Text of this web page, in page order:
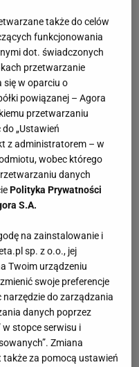
także do celów
funkcjonowania
dot. świadczonych
przetwarzanie
się w oparciu o
powiązanej – Agora
przetwarzaniu
„Ustawień
z administratorem – w
wobec którego
danych
Polityka Prywatności
S.A.
na zainstalowanie i
sp. z o.o., jej
Twoim urządzeniu
swoje preferencje
do zarządzania
danych poprzez
w stopce serwisu i
Zmiana
za pomocą ustawień